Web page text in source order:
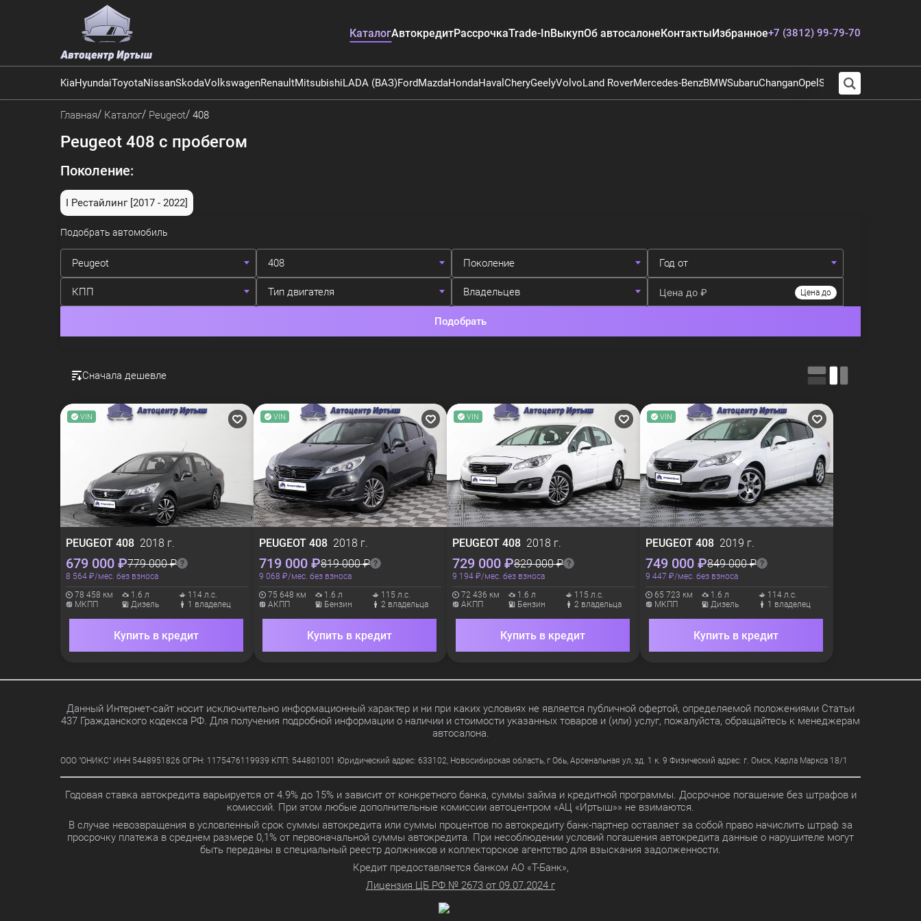
КаталогАвтокредитРассрочкаTrade-InВыкупОб автосалонеКонтактыИзбранное+7 (3812) 99-79-70
KiaHyundaiToyotaNissanSkodaVolkswagenRenaultMitsubishiLADA (ВАЗ)FordMazdaHondaHaval CheryGeelyVolvoLand RoverMercedes-BenzBMWSubaruChanganOpel SuzukiAudi
Главная Каталог Peugeot 408
Peugeot 408 с пробегом
Поколение:
I Рестайлинг [2017 - 2022]
Подобрать автомобиль
Peugeot 408 Поколение Год от
КПП Тип двигателя Владельцев Цена до
Подобрать
Сначала дешевле
VIN
PEUGEOT 408 2018 г.
679 000 ₽779 000 ₽
8 564 ₽/мес. без взноса
78 458 км
1.6 л
114 л.с.
МКПП
Дизель 1 владелец
Купить в кредит
VIN
PEUGEOT 408 2018 г.
719 000 ₽819 000 ₽
9 068 ₽/мес. без взноса
75 648 км
1.6 л
115 л.с.
АКПП
Бензин 2 владельца
Купить в кредит
VIN
PEUGEOT 408 2018 г.
729 000 ₽829 000 ₽
9 194 ₽/мес. без взноса
72 436 км
1.6 л
115 л.с.
АКПП
Бензин 2 владельца
Купить в кредит
VIN
PEUGEOT 408 2019 г.
749 000 ₽849 000 ₽
9 447 ₽/мес. без взноса
65 723 км
1.6 л
114 л.с.
МКПП
Дизель 1 владелец
Купить в кредит
Данный Интернет-сайт носит исключительно информационный характер и ни при каких условиях не является публичной офертой, определяемой положениями Статьи
437 Гражданского кодекса РФ. Для получения подробной информации о наличии и стоимости указанных товаров и (или) услуг, пожалуйста, обращайтесь к менеджерам
автосалона.
ООО "ОНИКС" ИНН 5448951826 ОГРН: 1175476119939 КПП: 544801001 Юридический адрес: 633102, Новосибирская область, г Обь, Арсенальная ул, зд. 1 к. 9 Физический адрес: г. Омск, Карла Маркса 18/1
Годовая ставка автокредита варьируется от 4.9% до 15% и зависит от конкретного банка, суммы займа и кредитной программы. Досрочное погашение без штрафов и
комиссий. При этом любые дополнительные комиссии автоцентром «АЦ «Иртыш»» не взимаются.
В случае невозвращения в условленный срок суммы автокредита или суммы процентов по автокредиту банк-партнер оставляет за собой право начислить штраф за
просрочку платежа в среднем размере 0,1% от первоначальной суммы автокредита. При несоблюдении условий погашения автокредита данные о нарушителе могут
быть переданы в специальный реестр должников и коллекторское агентство для взыскания задолженности.
Кредит предоставляется банком АО «Т-Банк»,
Лицензия ЦБ РФ № 2673 от 09.07.2024 г